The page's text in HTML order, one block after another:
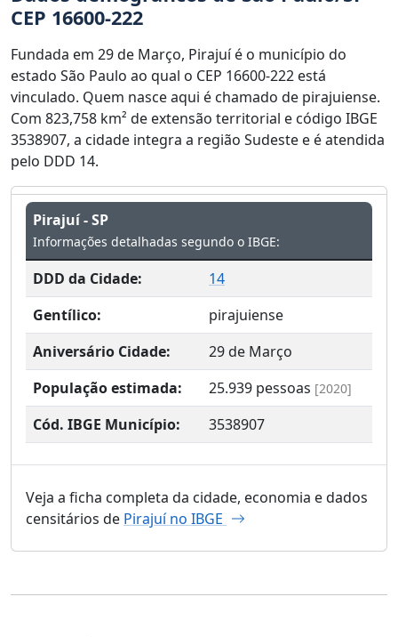
CEP 16600-222
Fundada em 29 de Março, Pirajuí é o município do
estado São Paulo ao qual o CEP 16600-222 está
vinculado. Quem nasce aqui é chamado de pirajuiense.
Com 823,758 km² de extensão territorial e código IBGE
3538907, a cidade integra a região Sudeste e é atendida
pelo DDD 14.
Pirajuí - SP
Informações detalhadas segundo o IBGE:
DDD da Cidade:
14
Gentílico:
pirajuiense
Aniversário Cidade:
29 de Março
População estimada:
25.939 pessoas [2020]
Cód. IBGE Município: 3538907
Veja a ficha completa da cidade, economia e dados
censitários de Pirajuí no IBGE